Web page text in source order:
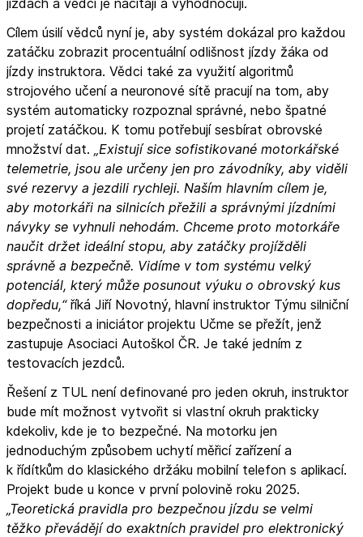
Cílem úsilí vědců nyní je, aby systém dokázal pro každou
zatáčku zobrazit procentuální odlišnost jízdy žáka od
jízdy instruktora. Vědci také za využití algoritmů
strojového učení a neuronové sítě pracují na tom, aby
systém automaticky rozpoznal správné, nebo špatné
projetí zatáčkou. K tomu potřebují sesbírat obrovské
množství dat.
„Existují sice sofistikované motorkářské
telemetrie, jsou ale určeny jen pro závodníky, aby viděli
své rezervy a jezdili rychleji. Naším hlavním cílem je,
aby motorkáři na silnicích přežili a správnými jízdními
návyky se vyhnuli nehodám. Chceme proto motorkáře
naučit držet ideální stopu, aby zatáčky projížděli
správně a bezpečně. Vidíme v tom systému velký
potenciál, který může posunout výuku o obrovský kus
dopředu,“říká Jiří Novotný, hlavní instruktor Týmu silniční
bezpečnosti a iniciátor projektu Učme se přežít, jenž
zastupuje Asociaci Autoškol ČR. Je také jedním z
testovacích jezdců.
Řešení z TUL není definované pro jeden okruh, instruktor
bude mít možnost vytvořit si vlastní okruh prakticky
kdekoliv, kde je to bezpečné. Na motorku jen
jednoduchým způsobem uchytí měřicí zařízení a
k řídítkům do klasického držáku mobilní telefon s aplikací.
Projekt bude u konce v první polovině roku 2025.
„Teoretická pravidla pro bezpečnou jízdu se velmi
těžko převádějí do exaktních pravidel pro elektronický